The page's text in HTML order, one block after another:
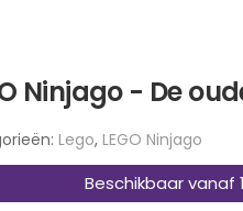
Ninjago - De
Lego, LEGO Ninjago
Beschikbaar vanaf